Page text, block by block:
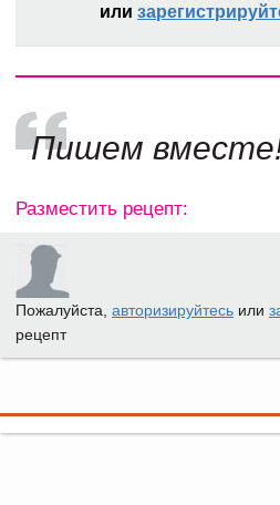
или
Пишем
Разместить рецепт:
Пожалуйста, авторизируйтесь или
рецепт